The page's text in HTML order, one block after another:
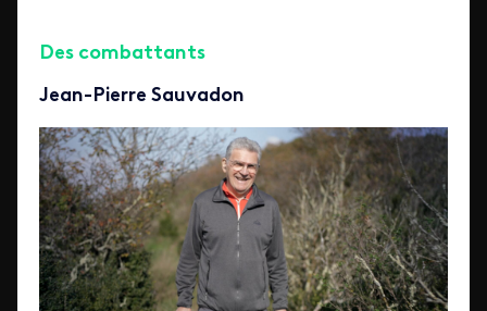
Des combattants
Jean-Pierre Sauvadon